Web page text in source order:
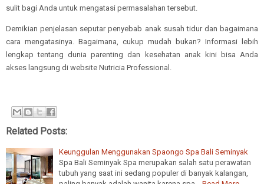
sulit bagi Anda untuk mengatasi permasalahan tersebut.
Demikian penjelasan seputar penyebab anak susah tidur dan bagaimana
cara mengatasinya. Bagaimana, cukup mudah bukan? Informasi lebih
lengkap tentang dunia parenting dan kesehatan anak kini bisa Anda
akses langsung di website Nutricia Professional.
Related Posts:
Keunggulan Menggunakan Spaongo Spa Bali Seminyak
Spa Bali Seminyak Spa merupakan salah satu perawatan
tubuh yang saat ini sedang populer di banyak kalangan,